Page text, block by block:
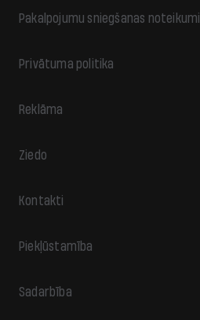
Pakalpojumu sniegšanas noteikumi
Privātuma politika
Reklāma
Ziedo
Kontakti
Piekļūstamība
Sadarbība